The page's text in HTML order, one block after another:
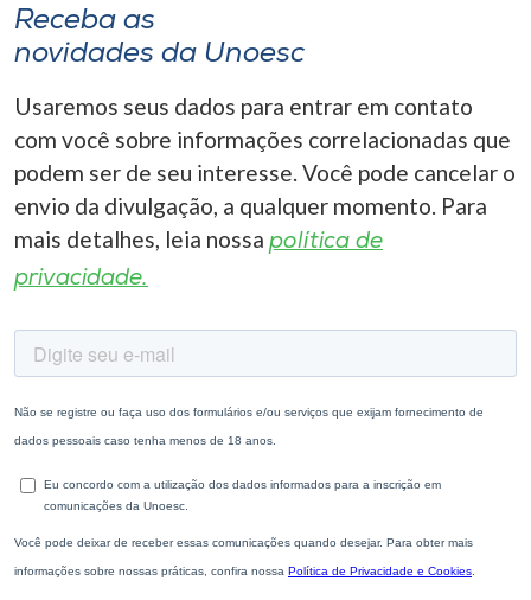
Receba as
novidades da Unoesc
Usaremos seus dados para entrar em contato
com você sobre informações correlacionadas que
podem ser de seu interesse. Você pode cancelar o
envio da divulgação, a qualquer momento. Para
mais detalhes, leia nossa política de
privacidade.